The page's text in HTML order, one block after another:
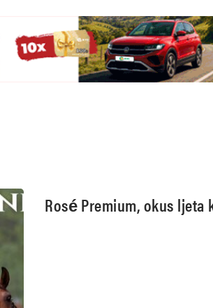
Rosé Premium, okus ljeta